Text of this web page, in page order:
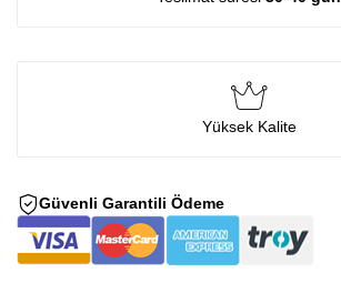
Yüksek Kalite
Güvenli Garantili Ödeme